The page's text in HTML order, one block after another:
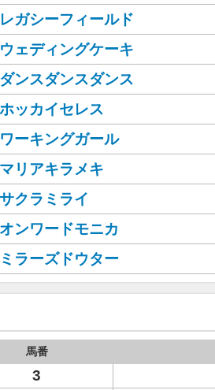
レガシーフィールド
ウェディングケーキ
ダンスダンスダンス
ホッカイセレス
ワーキングガール
マリアキラメキ
サクラミライ
オンワードモニカ
ミラーズドウター
馬番
3